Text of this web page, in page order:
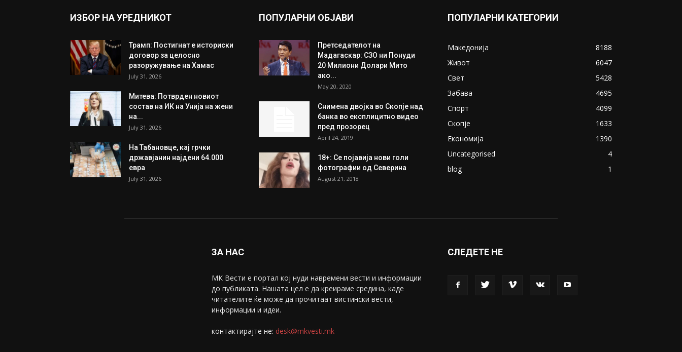
ИЗБОР НА УРЕДНИКОТ
Трамп: Постигнат е историски
договор за целосно
разоружување на Хамас
July 31, 2026
Митева: Потврден новиот
состав на ИК на Унија на жени
на...
July 31, 2026
На Табановце, кај грчки
државјанин најдени 64.000
евра
July 31, 2026
ПОПУЛАРНИ ОБЈАВИ
Претседателот на
Мадагаскар: СЗО ни Понуди
20 Милиони Долари Мито
ако...
May 20, 2020
Снимена двојка во Скопје над
банка во експлицитно видео
пред прозорец
April 24, 2019
18+: Се појавија нови голи
фотографии од Северина
August 21, 2018
ПОПУЛАРНИ КАТЕГОРИИ
Македонија
8188
Живот
6047
Свет
5428
Забава
4695
Спорт
4099
Скопје
1633
Економија
1390
Uncategorised
4
blog
1
ЗА НАС
МК Вести е портал коj нуди навремени вести и информации
до публиката. Нашата цел е да креираме средина, каде
читателите ќе може да прочитаат вистински вести,
информации и идеи.
контактирајте не: desk@mkvesti.mk
СЛЕДЕТЕ НЕ